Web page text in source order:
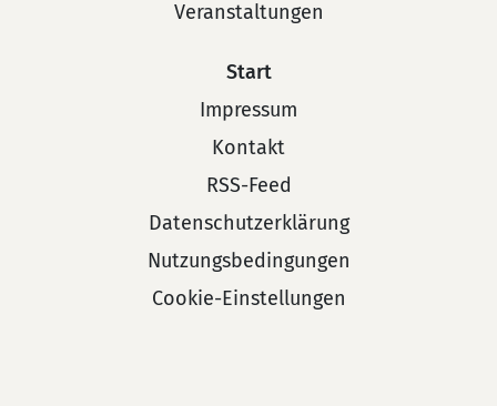
Veranstaltungen
Start
Impressum
Kontakt
RSS-Feed
Datenschutzerklärung
Nutzungsbedingungen
Cookie-Einstellungen